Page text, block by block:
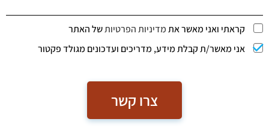
קראתי ואני מאשר אתמדיניות הפרטיותשל האתר
אני מאשר/ת קבלת מידע, מדריכים ועדכונים מגולד פקטור
צרו קשר